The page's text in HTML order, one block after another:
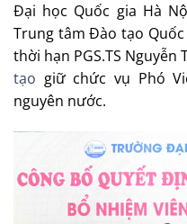
Đại học Quốc gia Hà
Trung tâm Đào tạo
thời hạn PGS.TS Nguyễn
tạo giữ chức vụ Phó
nguyên nước.